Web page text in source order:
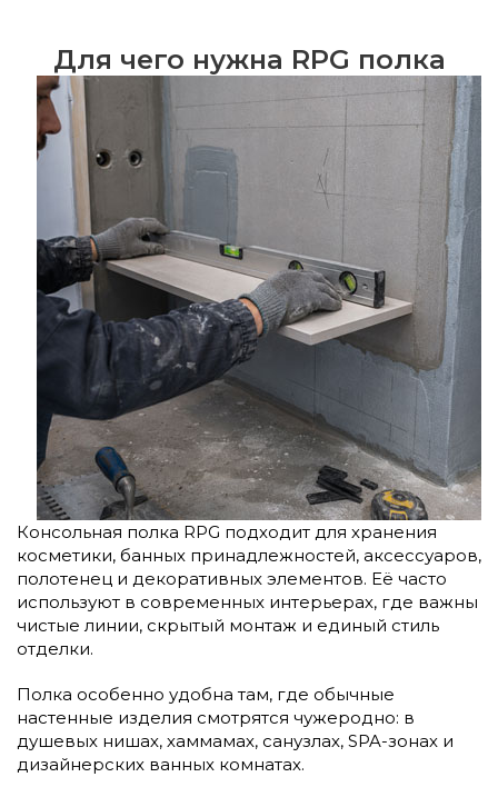
Для чего нужна RPG полка
Консольная полка RPG подходит для хранения
косметики, банных принадлежностей, аксессуаров,
полотенец и декоративных элементов. Её часто
используют в современных интерьерах, где важны
чистые линии, скрытый монтаж и единый стиль
отделки.
Полка особенно удобна там, где обычные
настенные изделия смотрятся чужеродно: в
душевых нишах, хаммамах, санузлах, SPA-зонах и
дизайнерских ванных комнатах.